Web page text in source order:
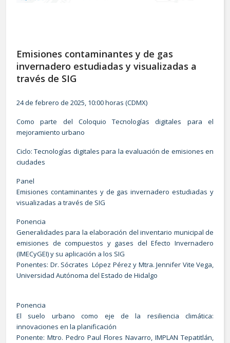
Emisiones contaminantes y de gas
invernadero estudiadas y visualizadas a
través de SIG
24 de febrero de 2025, 10:00 horas (CDMX)
Como parte del Coloquio Tecnologías digitales para el
mejoramiento urbano
Ciclo: Tecnologías digitales para la evaluación de emisiones en
ciudades
Panel
Emisiones contaminantes y de gas invernadero estudiadas y
visualizadas a través de SIG
Ponencia
Generalidades para la elaboración del inventario municipal de
emisiones de compuestos y gases del Efecto Invernadero
(IMECyGEI) y su aplicación a los SIG
Ponentes: Dr. Sócrates López Pérez y Mtra. Jennifer Vite Vega,
Universidad Autónoma del Estado de Hidalgo
Ponencia
El suelo urbano como eje de la resiliencia climática:
innovaciones en la planificación
Ponente: Mtro. Pedro Paul Flores Navarro, IMPLAN Tepatitlán,